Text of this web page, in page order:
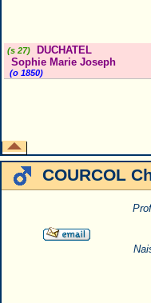
(s 27)
DUCHATEL
Sophie Marie Joseph
(o 1850)
COURCOL